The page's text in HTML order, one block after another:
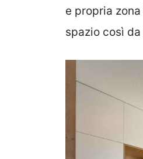
e propria
spazio così